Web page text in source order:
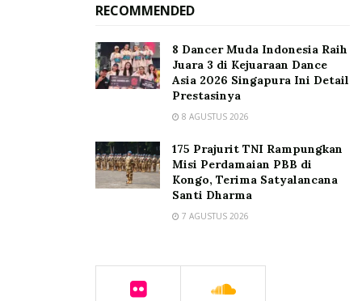
RECOMMENDED
8 Dancer Muda Indonesia Raih
Juara 3 di Kejuaraan Dance
Asia 2026 Singapura Ini Detail
Prestasinya
8 AGUSTUS 2026
175 Prajurit TNI Rampungkan
Misi Perdamaian PBB di
Kongo, Terima Satyalancana
Santi Dharma
7 AGUSTUS 2026